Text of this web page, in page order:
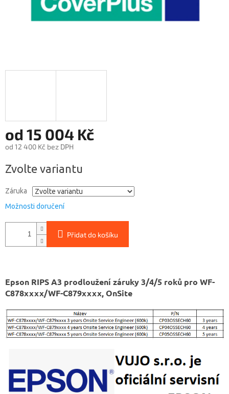
od 15 004 Kč
od 12 400 Kč bez DPH
cena:
Zvolte variantu
Záruka
Možnosti doručení
Přidat do košíku
Epson RIPS A3 prodloužení záruky 3/4/5 roků pro WF-
C878xxxx/WF-C879xxxx, OnSite